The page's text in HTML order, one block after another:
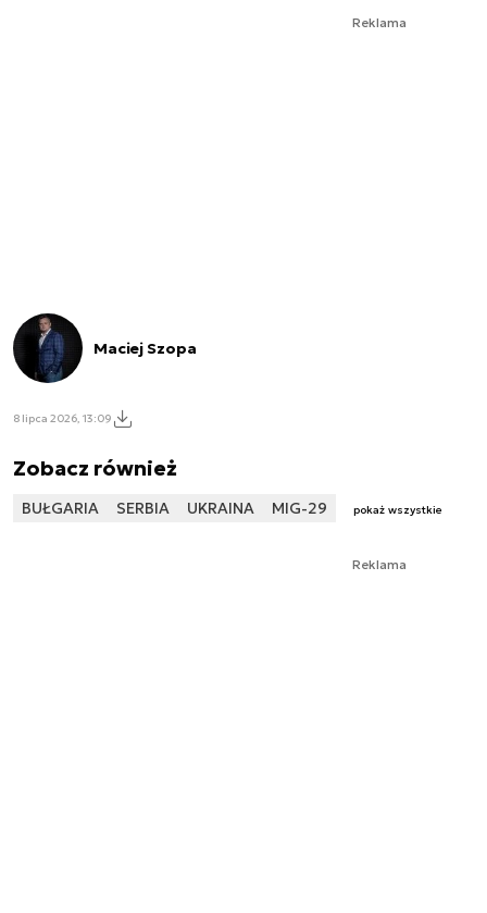
Reklama
Maciej Szopa
8 lipca 2026, 13:09
Zobacz również
BUŁGARIA SERBIA UKRAINA MIG-29 pokaż wszystkie
Reklama